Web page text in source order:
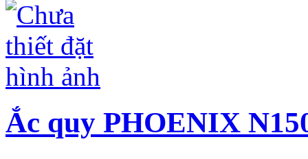
Ắc quy PHOENIX